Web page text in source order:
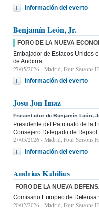
Información del evento
Benjamín León, Jr.
FORO DE LA NUEVA
Embajador de Estados Unidos
de Andorra
27/05/2026 - Madrid, Four Seasons
Información del evento
Josu Jon Imaz
Presentador de Benjamín León,
Presidente del Patronato de la
Consejero Delegado de Repsol
27/05/2026 - Madrid, Four Seasons
Información del evento
Andrius Kubilius
FORO DE LA NUEVA
Comisario Europeo de Defensa
20/02/2026 - Madrid, Four Seasons